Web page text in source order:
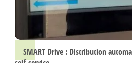
SMART Drive : Distribution